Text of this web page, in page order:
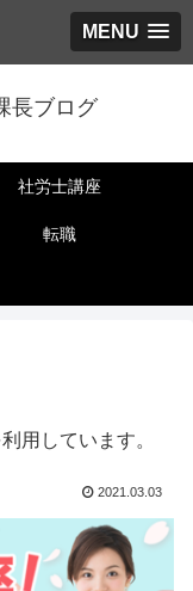
MENU
長ブログ
社労士講座
転職
用しています。
2021.03.03